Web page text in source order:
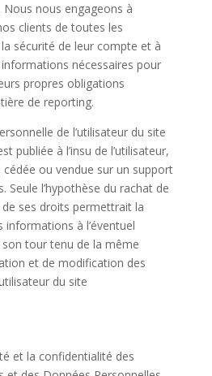
nous engageons à
clients de toutes les
sécurité de leur compte et à
nécessaires pour
propres obligations
de reporting.
de l’utilisateur du site
publiée à l’insu de l’utilisateur,
ou vendue sur un support
Seule l’hypothèse du rachat de
ses droits permettrait la
à l’éventuel
tour tenu de la même
et de modification des
du site
et la confidentialité des